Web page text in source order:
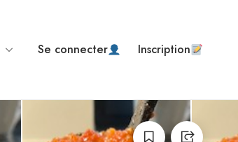
Se connecter Inscription